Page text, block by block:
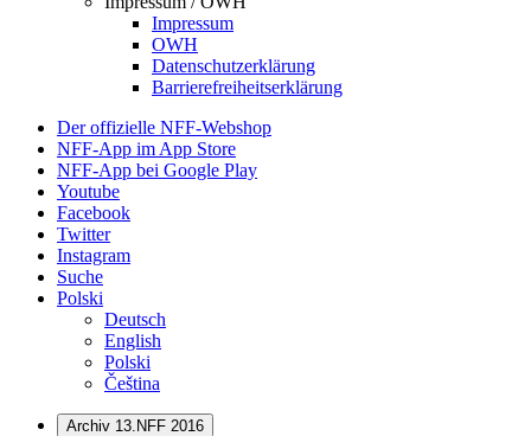
Impressum
OWH
Datenschutzerklärung
Barrierefreiheitserklärung
Der offizielle NFF-Webshop
NFF-App im App Store
NFF-App bei Google Play
Youtube
Facebook
Twitter
Instagram
Suche
Polski
Deutsch
English
Polski
Čeština
Archiv 13.NFF 2016